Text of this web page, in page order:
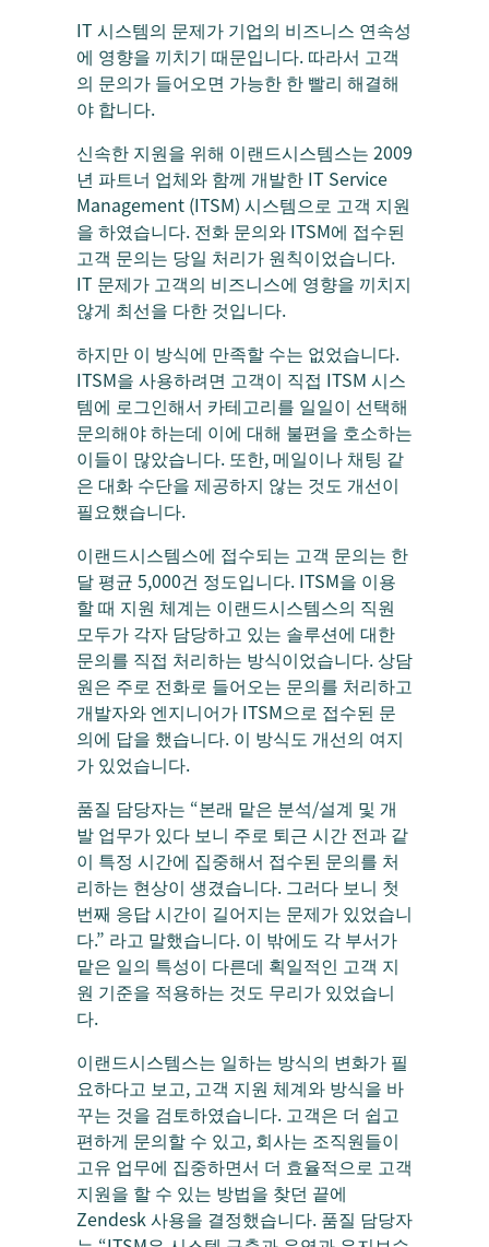
IT 시스템의 문제가 기업의 비즈니스 연속성
에 영향을 끼치기 때문입니다. 따라서 고객
의 문의가 들어오면 가능한 한 빨리 해결해
야 합니다.
신속한 지원을 위해 이랜드시스템스는 2009
년 파트너 업체와 함께 개발한 IT Service
Management (ITSM) 시스템으로 고객 지원
을 하였습니다. 전화 문의와 ITSM에 접수된
고객 문의는 당일 처리가 원칙이었습니다.
IT 문제가 고객의 비즈니스에 영향을 끼치지
않게 최선을 다한 것입니다.
하지만 이 방식에 만족할 수는 없었습니다.
ITSM을 사용하려면 고객이 직접 ITSM 시스
템에 로그인해서 카테고리를 일일이 선택해
문의해야 하는데 이에 대해 불편을 호소하는
이들이 많았습니다. 또한, 메일이나 채팅 같
은 대화 수단을 제공하지 않는 것도 개선이
필요했습니다.
이랜드시스템스에 접수되는 고객 문의는 한
달 평균 5,000건 정도입니다. ITSM을 이용
할 때 지원 체계는 이랜드시스템스의 직원
모두가 각자 담당하고 있는 솔루션에 대한
문의를 직접 처리하는 방식이었습니다. 상담
원은 주로 전화로 들어오는 문의를 처리하고
개발자와 엔지니어가 ITSM으로 접수된 문
의에 답을 했습니다. 이 방식도 개선의 여지
가 있었습니다.
품질 담당자는 “본래 맡은 분석/설계 및 개
발 업무가 있다 보니 주로 퇴근 시간 전과 같
이 특정 시간에 집중해서 접수된 문의를 처
리하는 현상이 생겼습니다. 그러다 보니 첫
번째 응답 시간이 길어지는 문제가 있었습니
다.” 라고 말했습니다. 이 밖에도 각 부서가
맡은 일의 특성이 다른데 획일적인 고객 지
원 기준을 적용하는 것도 무리가 있었습니
다.
이랜드시스템스는 일하는 방식의 변화가 필
요하다고 보고, 고객 지원 체계와 방식을 바
꾸는 것을 검토하였습니다. 고객은 더 쉽고
편하게 문의할 수 있고, 회사는 조직원들이
고유 업무에 집중하면서 더 효율적으로 고객
지원을 할 수 있는 방법을 찾던 끝에
Zendesk 사용을 결정했습니다. 품질 담당자